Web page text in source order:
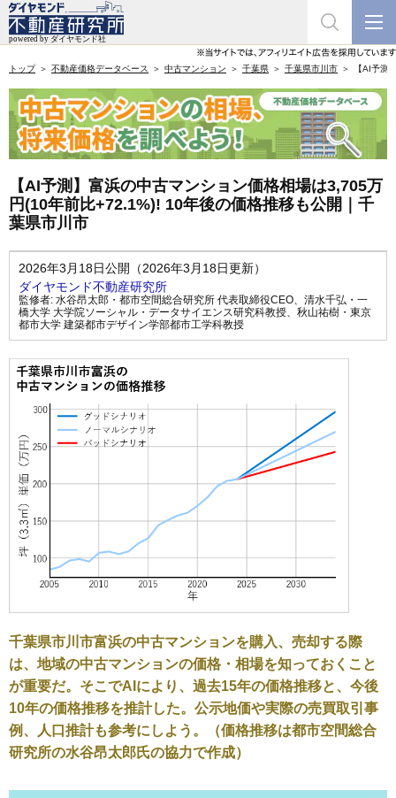
トップ 不動産価格データベース 中古マンション 千葉県 千葉県市川市 【AI予測
【AI予測】富浜の中古マンション価格相場は3,705万
円(10年前比+72.1%)! 10年後の価格推移も公開｜千
葉県市川市
2026年3月18日公開（2026年3月18日更新）
ダイヤモンド不動産研究所
監修者: 水谷昂太郎・都市空間総合研究所 代表取締役CEO、 清水千弘・一
橋大学 大学院ソーシャル・データサイエンス研究科教授、 秋山祐樹・東京
都市大学 建築都市デザイン学部都市工学科教授
千葉県市川市富浜の中古マンションを購入、売却する際
は、地域の中古マンションの価格・相場を知っておくこと
が重要だ。そこでAIにより、過去15年の価格推移と、今後
10年の価格推移を推計した。公示地価や実際の売買取引事
例、人口推計も参考にしよう。（価格推移は都市空間総合
研究所の水谷昂太郎氏の協力で作成）